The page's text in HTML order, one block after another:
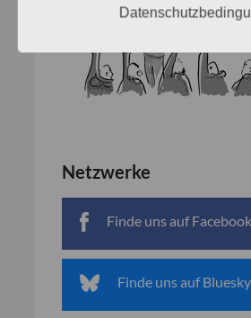
Netzwerke
Finde uns auf Facebook
Finde uns auf Bluesky